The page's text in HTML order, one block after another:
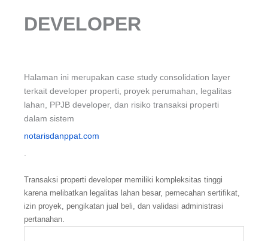
DEVELOPER
Halaman ini merupakan case study consolidation layer
terkait developer properti, proyek perumahan, legalitas
lahan, PPJB developer, dan risiko transaksi properti
dalam sistem
notarisdanppat.com
.
Transaksi properti developer memiliki kompleksitas tinggi
karena melibatkan legalitas lahan besar, pemecahan sertifikat,
izin proyek, pengikatan jual beli, dan validasi administrasi
pertanahan.